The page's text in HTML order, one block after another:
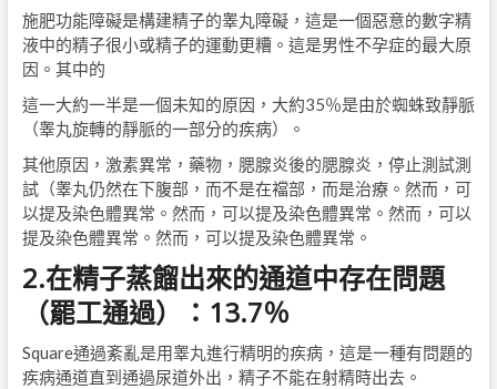
施肥功能障礙是構建精子的睾丸障礙，這是一個惡意的數字精
液中的精子很小或精子的運動更糟。這是男性不孕症的最大原
因。其中的
這一大約一半是一個未知的原因，大約35％是由於蜘蛛致靜脈
（睾丸旋轉的靜脈的一部分的疾病）。
其他原因，激素異常，藥物，腮腺炎後的腮腺炎，停止測試測
試（睾丸仍然在下腹部，而不是在襠部，而是治療。然而，可
以提及染色體異常。然而，可以提及染色體異常。然而，可以
提及染色體異常。然而，可以提及染色體異常。
2.在精子蒸餾出來的通道中存在問題
（罷工通過）：13.7％
Square通過紊亂是用睾丸進行精明的疾病，這是一種有問題的
疾病通道直到通過尿道外出，精子不能在射精時出去。